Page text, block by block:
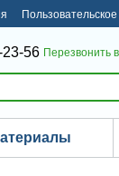
23-56 Перезвонить